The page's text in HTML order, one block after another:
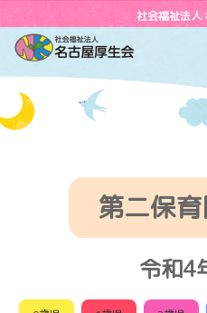
社会福祉法人
第二保
令和4